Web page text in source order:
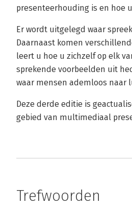
presenteerhouding is en hoe
Er wordt uitgelegd waar
Daarnaast komen
leert u hoe u zichzelf op elk
sprekende voorbeelden uit
waar mensen ademloos naar
Deze derde editie is
gebied van multimediaal
Trefwoorden